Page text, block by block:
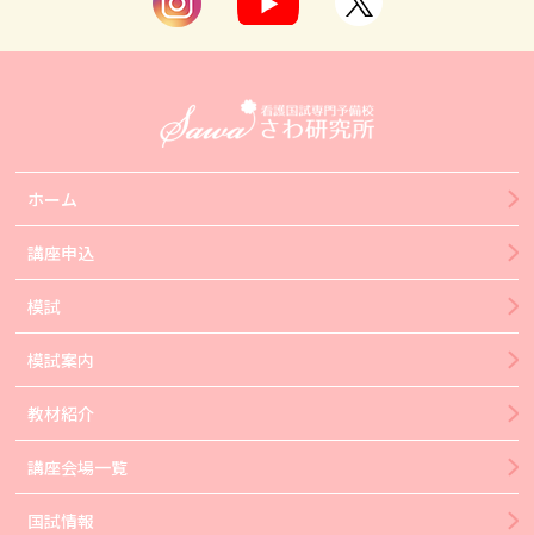
ホーム
講座申込
模試
模試案内
教材紹介
講座会場一覧
国試情報